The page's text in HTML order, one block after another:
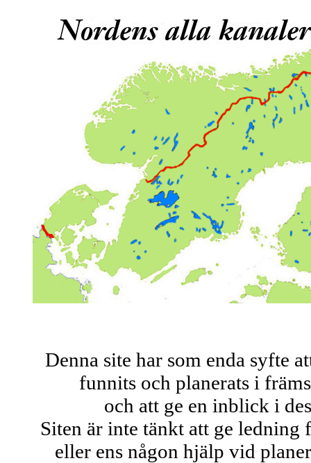
Denna site har som enda syfte
funnits och planerats i
och att ge en inblick i
Siten är inte tänkt att ge
eller ens någon hjälp vid